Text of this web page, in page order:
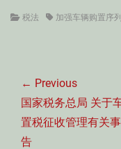
Categories
税法 Tags加强车辆购置序
章
导
航
← Previous
Previous
post:
国家税务总局 关于
置税征收管理有关
告